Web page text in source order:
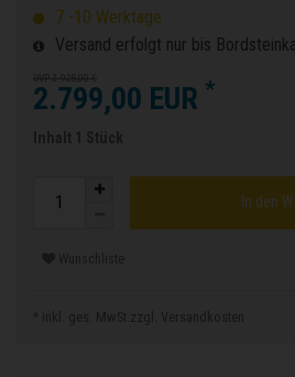
7 -10 Werktage
Versand erfolgt nur bis
UVP 2.928,00 €
2.799,00 EUR *
Inhalt 1 Stück
In den
Wunschliste
* inkl. ges. MwSt.zzgl. Versandkosten